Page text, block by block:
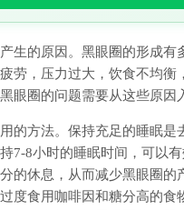
生的原因。黑眼圈的形成有
劳，压力过大，饮食不均衡
眼圈的问题需要从这些原因
的方法。保持充足的睡眠是
7-8小时的睡眠时间，可以
的休息，从而减少黑眼圈的
度食用咖啡因和糖分高的食